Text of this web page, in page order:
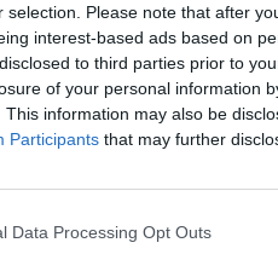
selection. Please note that after
interest-based ads based on
to third parties prior to
of your personal information
This information may also be
Participants that may further
Data Processing Opt Outs
υπερτυχερός του